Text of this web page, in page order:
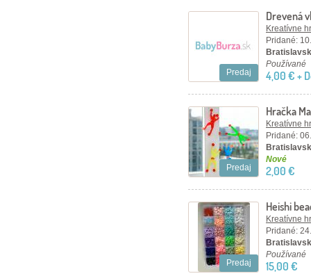
Predaj
Drevená
Kreatívne
Pridané:
Používané
4,00 € +
Predaj
Hračka
Kreatívne
Pridané:
Nové
2,00 €
Predaj
Heishi
5mm
Kreatívne
Pridané:
Používané
15,00 €